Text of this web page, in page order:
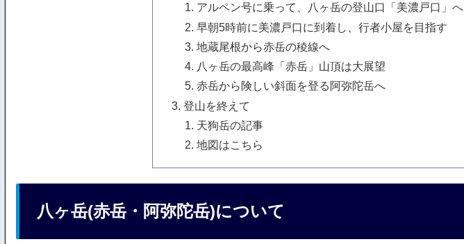
アルペン号に乗って、八ヶ岳の登山口「美濃戸口」へ
早朝5時前に美濃戸口に到着し、行者小屋を目指す
地蔵尾根から赤岳の稜線へ
八ヶ岳の最高峰「赤岳」山頂は大展望
赤岳から険しい斜面を登る阿弥陀岳へ
登山を終えて
天狗岳の記事
地図はこちら
八ヶ岳(赤岳・阿弥陀岳)について